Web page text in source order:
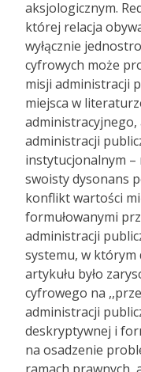
aksjologicznym.
której relacja
wyłącznie
cyfrowych może
misji administracji
miejsca w
administracji
instytucjonalnym –
swoisty dysonans
konflikt wartości
formułowanymi
administracji
systemu, w którym
artykułu było
cyfrowego na
administracji
deskryptywnej i
na osadzenie